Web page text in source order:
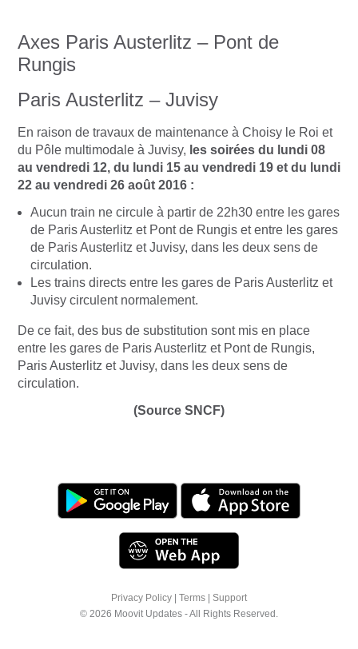
Axes Paris Austerlitz – Pont de
Rungis
Paris Austerlitz – Juvisy
En raison de travaux de maintenance à Choisy le Roi et
du Pôle multimodale à Juvisy, les soirées du lundi 08
au vendredi 12, du lundi 15 au vendredi 19 et du lundi
22 au vendredi 26 août 2016 :
Aucun train ne circule à partir de 22h30 entre les gares
de Paris Austerlitz et Pont de Rungis et entre les gares
de Paris Austerlitz et Juvisy, dans les deux sens de
circulation.
Les trains directs entre les gares de Paris Austerlitz et
Juvisy circulent normalement.
De ce fait, des bus de substitution sont mis en place
entre les gares de Paris Austerlitz et Pont de Rungis,
Paris Austerlitz et Juvisy, dans les deux sens de
circulation.
(Source SNCF)
Privacy Policy Terms
Support
© 2026 Moovit Updates - All Rights Reserved.